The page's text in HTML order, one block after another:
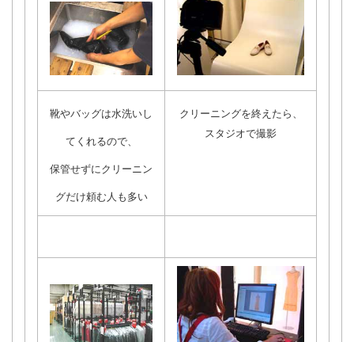
靴やバッグは水洗いし
てくれるので、
保管せずにクリーニン
グだけ頼む人も多い
クリーニングを終えたら、
スタジオで撮影